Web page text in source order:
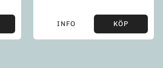
INFO KÖP